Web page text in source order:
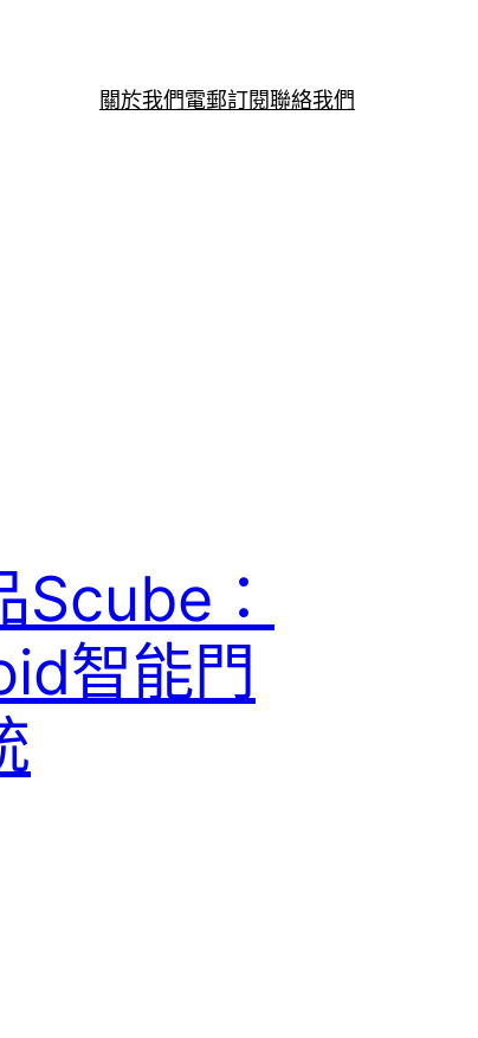
關於我們電郵訂閱聯絡我們
Scube：
智能門